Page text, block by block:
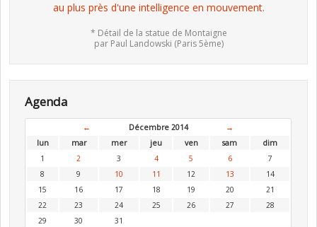
au plus près d'une intelligence en mouvement.
* Détail de la statue de Montaigne
par Paul Landowski (Paris 5ème)
Agenda
← Décembre 2014
→
lun
mar mer jeu ven sam
dim
1
2 3 4 5 6
7
8
9 10 11 12 13
14
15
16 17 18 19 20
21
22
23 24 25 26 27
28
29
30 31